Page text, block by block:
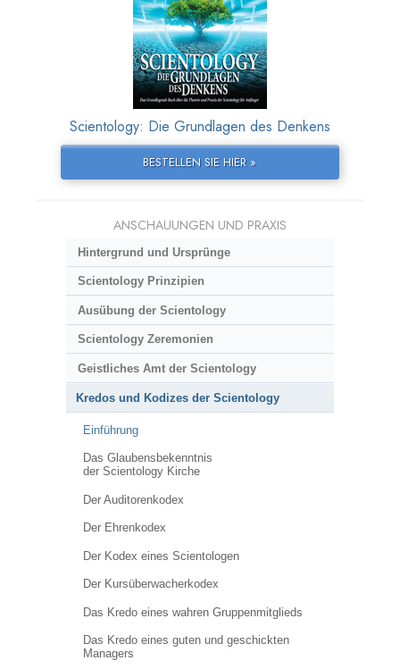
Scientology: Die Grundlagen des Denkens
BESTELLEN SIE HIER »
ANSCHAUUNGEN UND PRAXIS
Hintergrund und Ursprünge
Scientology Prinzipien
Ausübung der Scientology
Scientology Zeremonien
Geistliches Amt der Scientology
Kredos und Kodizes der Scientology
Einführung
Das Glaubensbekenntnis
der Scientology Kirche
Der Auditorenkodex
Der Ehrenkodex
Der Kodex eines Scientologen
Der Kursüberwacherkodex
Das Kredo eines wahren Gruppenmitglieds
Das Kredo eines guten und geschickten
Managers